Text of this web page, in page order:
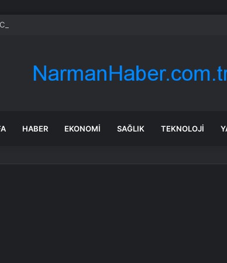
Başvurusunu Reddetti
HABER EKONOMI SAĞLIK TEKNOLOJI